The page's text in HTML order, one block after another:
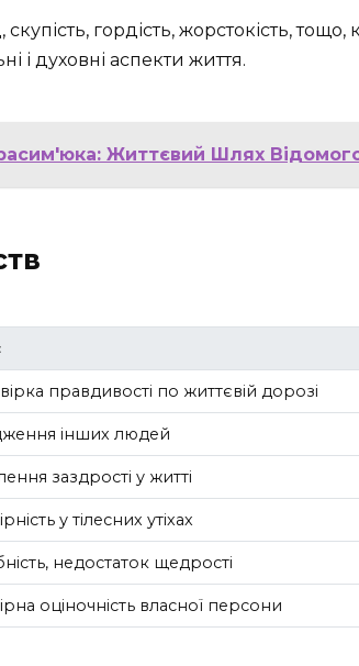
скупість, гордість, жорстокість,
і духовні аспекти життя.
Життєвий Шлях
правдивості по життєвій дорозі
інших людей
заздрості у житті
у тілесних утіхах
недостаток щедрості
оціночність власної персони